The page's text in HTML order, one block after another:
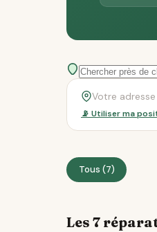
📡 Utiliser ma
Tous (7)
Les 7